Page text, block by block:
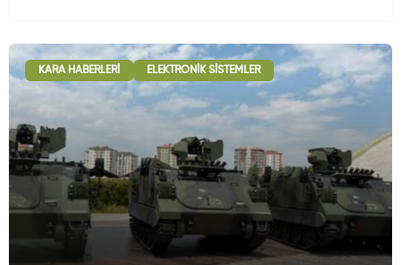
KARA HABERLERI ELEKTRONIK SISTEMLER